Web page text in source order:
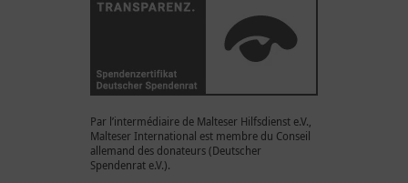
Par l’intermédiaire de Malteser Hilfsdienst e.V.,
Malteser International est membre du Conseil
allemand des donateurs (Deutscher
Spendenrat e.V.).